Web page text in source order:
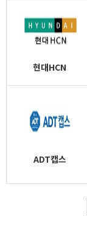
현대HCN
ADT캡스